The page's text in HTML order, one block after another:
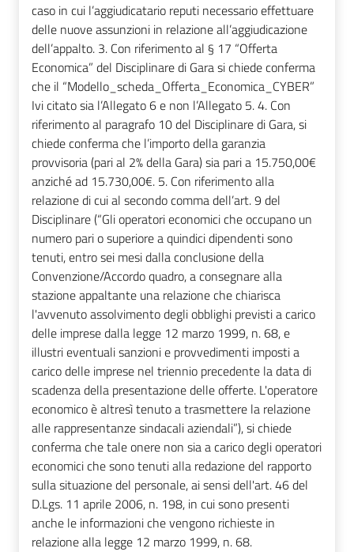
caso in cui l’aggiudicatario reputi necessario effettuare
delle nuove assunzioni in relazione all’aggiudicazione
dell’appalto. 3. Con riferimento al § 17 “Offerta
Economica” del Disciplinare di Gara si chiede conferma
che il “Modello_scheda_Offerta_Economica_CYBER”
Ivi citato sia l’Allegato 6 e non l’Allegato 5. 4. Con
riferimento al paragrafo 10 del Disciplinare di Gara, si
chiede conferma che l’importo della garanzia
provvisoria (pari al 2% della Gara) sia pari a 15.750,00€
anziché ad 15.730,00€. 5. Con riferimento alla
relazione di cui al secondo comma dell’art. 9 del
Disciplinare (“Gli operatori economici che occupano un
numero pari o superiore a quindici dipendenti sono
tenuti, entro sei mesi dalla conclusione della
Convenzione/Accordo quadro, a consegnare alla
stazione appaltante una relazione che chiarisca
l'avvenuto assolvimento degli obblighi previsti a carico
delle imprese dalla legge 12 marzo 1999, n. 68, e
illustri eventuali sanzioni e provvedimenti imposti a
carico delle imprese nel triennio precedente la data di
scadenza della presentazione delle offerte. L'operatore
economico è altresì tenuto a trasmettere la relazione
alle rappresentanze sindacali aziendali”), si chiede
conferma che tale onere non sia a carico degli operatori
economici che sono tenuti alla redazione del rapporto
sulla situazione del personale, ai sensi dell'art. 46 del
D.Lgs. 11 aprile 2006, n. 198, in cui sono presenti
anche le informazioni che vengono richieste in
relazione alla legge 12 marzo 1999, n. 68.